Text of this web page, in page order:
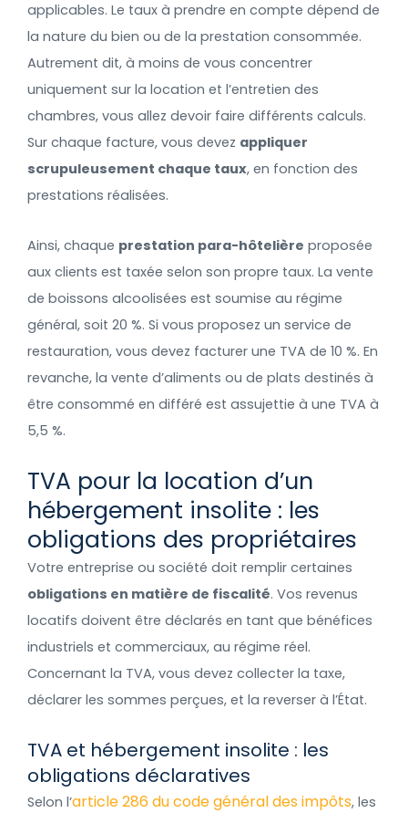
applicables. Le taux à prendre en compte dépend de
la nature du bien ou de la prestation consommée.
Autrement dit, à moins de vous concentrer
uniquement sur la location et l’entretien des
chambres, vous allez devoir faire différents calculs.
Sur chaque facture, vous devez appliquer
scrupuleusement chaque taux, en fonction des
prestations réalisées.
Ainsi, chaque prestation para-hôtelière proposée
aux clients est taxée selon son propre taux. La vente
de boissons alcoolisées est soumise au régime
général, soit 20 %. Si vous proposez un service de
restauration, vous devez facturer une TVA de 10 %. En
revanche, la vente d’aliments ou de plats destinés à
être consommé en différé est assujettie à une TVA à
5,5 %.
TVA pour la location d’un
hébergement insolite : les
obligations des propriétaires
Votre entreprise ou société doit remplir certaines
obligations en matière de fiscalité. Vos revenus
locatifs doivent être déclarés en tant que bénéfices
industriels et commerciaux, au régime réel.
Concernant la TVA, vous devez collecter la taxe,
déclarer les sommes perçues, et la reverser à l’État.
TVA et hébergement insolite : les
obligations déclaratives
Selon l’article 286 du code général des impôts, les